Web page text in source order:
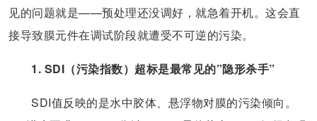
见的问题就是——预处理还没调好，就急着开机。这会直
接导致膜元件在调试阶段就遭受不可逆的污染。
1. SDI（污染指数）超标是最常见的”隐形杀手”
SDI值反映的是水中胶体、悬浮物对膜的污染倾向。